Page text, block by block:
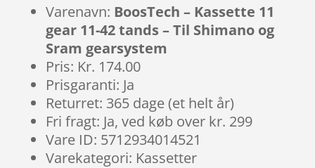
Varenavn: BoosTech – Kassette 11
gear 11-42 tands – Til Shimano og
Sram gearsystem
Pris: Kr. 174.00
Prisgaranti: Ja
Returret: 365 dage (et helt år)
Fri fragt: Ja, ved køb over kr. 299
Vare ID: 5712934014521
Varekategori: Kassetter